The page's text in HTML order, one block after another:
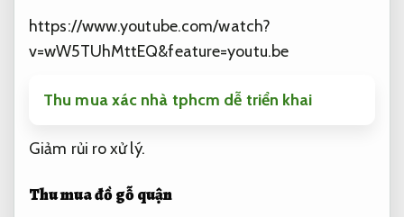
https://www.youtube.com/watch?
v=wW5TUhMttEQ&feature=youtu.be
Thu mua xác nhà tphcm dễ triển khai
Giảm rủi ro xử lý.
Thu mua đồ gỗ quận